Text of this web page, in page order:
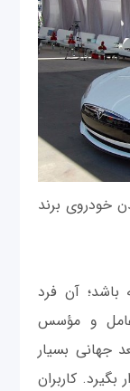
خودروی برند
آن فرد
و مؤسس
جهانی بسیار
کاربران